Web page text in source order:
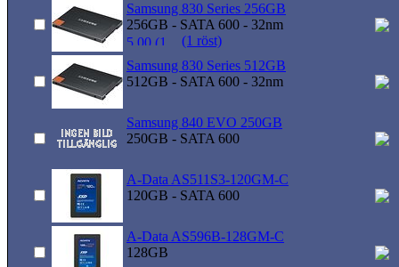
Samsung 830 Series 256GB
256GB - SATA 600 - 32nm
(1 röst)
Samsung 830 Series 512GB
512GB - SATA 600 - 32nm
Samsung 840 EVO 250GB
250GB - SATA 600
A-Data AS511S3-120GM-C
120GB - SATA 600
A-Data AS596B-128GM-C
128GB